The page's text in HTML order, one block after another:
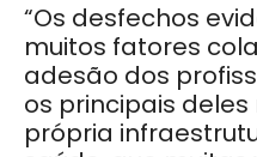
“Os desfechos
muitos fatores
adesão dos
os principais
própria